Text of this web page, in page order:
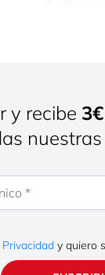
y recibe
nuestras
y quiero